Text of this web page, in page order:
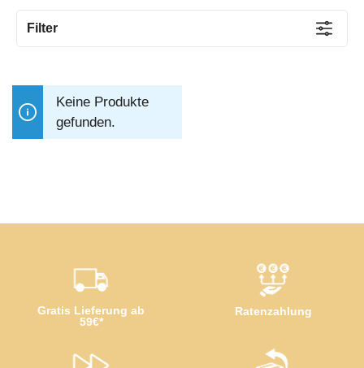
Aktuelle Infos und super Angebote, nur einen Klick
entfernt!
Filter
Keine Produkte
gefunden.
Gratis Lieferung ab
59€*
Ratenzahlung